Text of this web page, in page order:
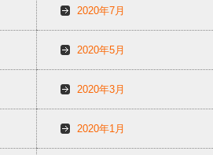
2020年7月
2020年5月
2020年3月
2020年1月